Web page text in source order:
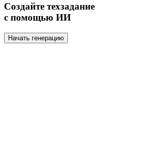
Создайте техзадание
с помощью ИИ
Начать генерацию